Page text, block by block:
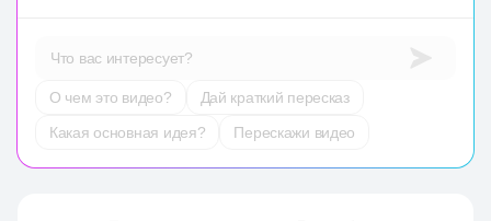
Что вас интересует?
О чем это видео?
Дай краткий пересказ
Какая основная идея?
Перескажи видео